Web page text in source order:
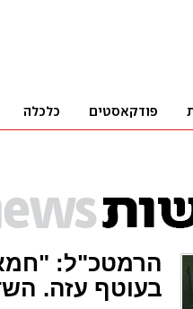
הרמטכ"ל:
בעוטף עזה.